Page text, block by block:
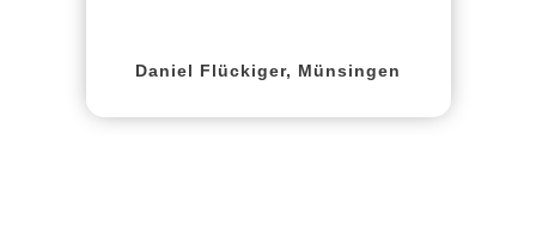
Daniel Flückiger, Münsingen